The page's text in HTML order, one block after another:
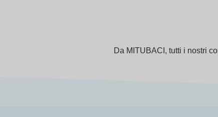
Da MITUBACI, tutti i nostri